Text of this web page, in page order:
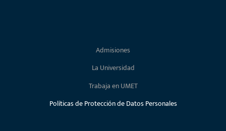
Admisiones
La Universidad
Trabaja en UMET
Políticas de Protección de Datos Personales